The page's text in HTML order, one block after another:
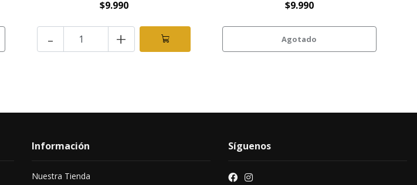
$9.990
- +
$9.990
Agotado
Información
Nuestra Tienda
Síguenos